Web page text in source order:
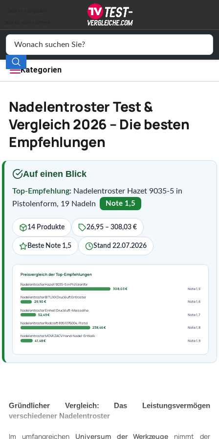
Kategorien
Elektronik
Freizeit
Wohnen
Service
Nadelentroster Test &
Vergleich 2026 – Die besten
Empfehlungen
Auf einen Blick
Top-Empfehlung: Nadelentroster Hazet 9035-5 in
Pistolenform, 19 Nadeln
Note 1,5
14 Produkte 26,95 – 308,03 €
Beste Note 1,5 Stand 22.07.2026
Preisvergleich der Top-Empfehlungen
Nadelentroster Hazet 9035-5 in Pistolenfor
308,03 €
Note 1,5
Nadelentroster BITUXX Druckluft Entroster
29,90 €
Note 1,6
Nadelentroster Einhell Druckluft-Meisselha
52,49 €
Note 1,7
Nadelentroster Rodcraft 8951076004, Pistol
238,46 €
Note 1,8
Nadelentroster MOVKZACV Hand-Nadel-Entkalk
41,48 €
Note 1,9
Gründlicher Vergleich: Das Leistungsvermögen
verschiedener Nadelentroster
Im umfangreichen Universum der Werkzeuge nimmt der